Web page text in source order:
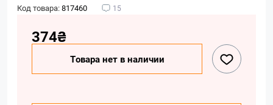
Код товара:817460 15
374₴
Товара нет в наличии